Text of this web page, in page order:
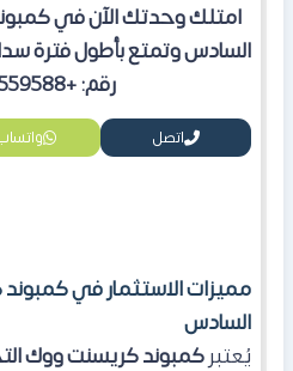
امتلكوحدتك الآن في
السادس وتمتع بأطول فترة
رقم: +201551559588.
اتصل
مميزات الاستثمار في
السادس
يُعتبركمبوند كريسنت ووك